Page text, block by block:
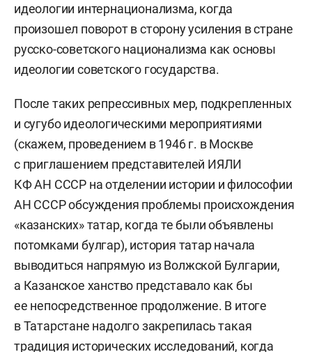
идеологии интернационализма, когда
произошел поворот в сторону усиления в стране
русско-советского национализма как основы
идеологии советского государства.
После таких репрессивных мер, подкрепленных
и сугубо идеологическими мероприятиями
(скажем, проведением в 1946 г. в Москве
с приглашением представителей ИЯЛИ
КФ АН СССР на отделении истории и философии
АН СССР обсуждения проблемы происхождения
«казанских» татар, когда те были объявлены
потомками булгар), история татар начала
выводиться напрямую из Волжской Булгарии,
а Казанское ханство представало как бы
ее непосредственное продолжение. В итоге
в Татарстане надолго закрепилась такая
традиция исторических исследований, когда